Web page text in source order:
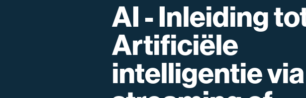
AI - Inleiding
Artificiële
intelligentie via